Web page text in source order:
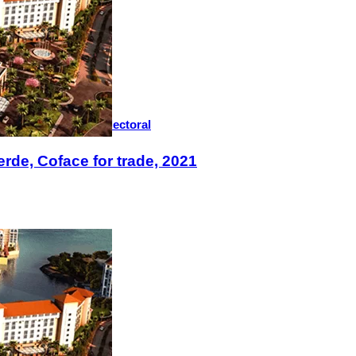
au cœur du débat électoral
Coface for trade, 2021